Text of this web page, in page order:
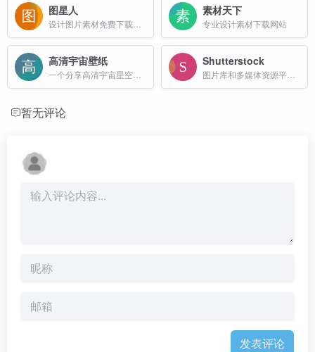
图星人 素材天下
专业设计素材下载网站
高清宇宙壁纸 Shutterstock
暂无评论
发表评论